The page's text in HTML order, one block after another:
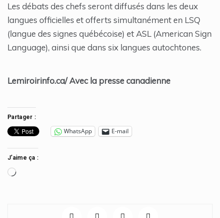
Les débats des chefs seront diffusés dans les deux
langues officielles et offerts simultanément en LSQ
(langue des signes québécoise) et ASL (American Sign
Language), ainsi que dans six langues autochtones.
Lemiroirinfo.ca/ Avec la presse canadienne
Partager :
WhatsApp E-mail
J’aime ça :
Chargement…